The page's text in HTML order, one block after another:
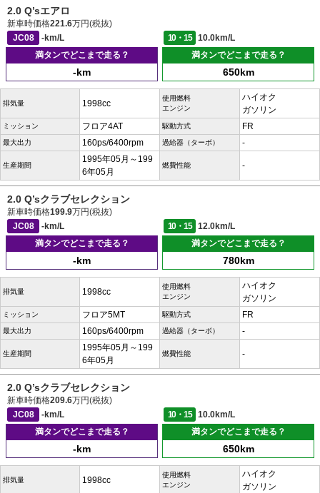
2.0 Q’sエアロ
新車時価格221.6万円(税抜)
JC08
-km/L 10・15
10.0km/L
満タンでどこまで走る？
-km
満タンでどこまで走る？
650km
排気量 1998cc
使用燃料
エンジン
ハイオク
ガソリン
ミッション フロア4AT 駆動方式 FR
最大出力 160ps/6400rpm 過給器（ターボ） -
生産期間
1995年05月～199
6年05月
燃費性能 -
2.0 Q’sクラブセレクション
新車時価格199.9万円(税抜)
JC08
-km/L 10・15
12.0km/L
満タンでどこまで走る？
-km
満タンでどこまで走る？
780km
排気量 1998cc
使用燃料
エンジン
ハイオク
ガソリン
ミッション フロア5MT 駆動方式 FR
最大出力 160ps/6400rpm 過給器（ターボ） -
生産期間
1995年05月～199
6年05月
燃費性能 -
2.0 Q’sクラブセレクション
新車時価格209.6万円(税抜)
JC08
-km/L 10・15
10.0km/L
満タンでどこまで走る？
-km
満タンでどこまで走る？
650km
排気量 1998cc
使用燃料
エンジン
ハイオク
ガソリン